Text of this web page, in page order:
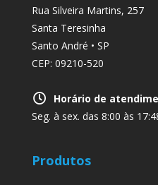
Rua Silveira Martins, 257
Santa Teresinha
Santo André • SP
CEP: 09210-520
Horário de
Seg. à sex. das 8:00 às
Produtos